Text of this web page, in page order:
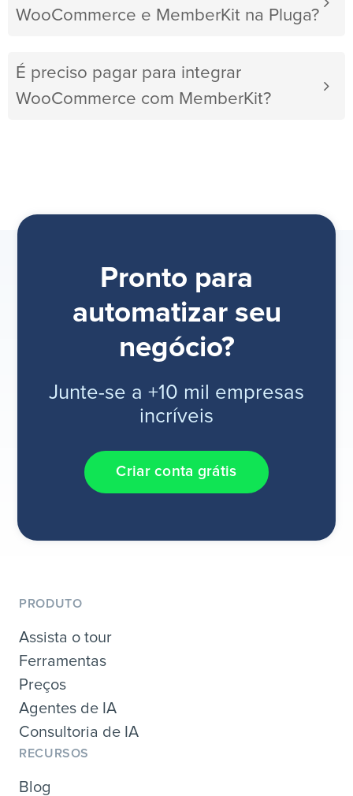
WooCommerce e MemberKit na Pluga?
É preciso pagar para integrar
WooCommerce com MemberKit?
Pronto para
automatizar seu
negócio?
Junte-se a +10 mil empresas
incríveis
Criar conta grátis
PRODUTO
Assista o tour
Ferramentas
Preços
Agentes de IA
Consultoria de IA
RECURSOS
Blog